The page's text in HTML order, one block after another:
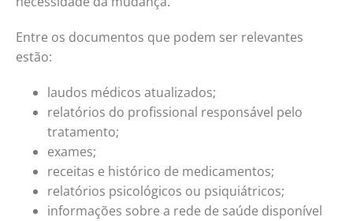
Entre os documentos que podem ser relevantes
estão:
laudos médicos atualizados;
relatórios do profissional responsável pelo
tratamento;
exames;
receitas e histórico de medicamentos;
relatórios psicológicos ou psiquiátricos;
informações sobre a rede de saúde disponível